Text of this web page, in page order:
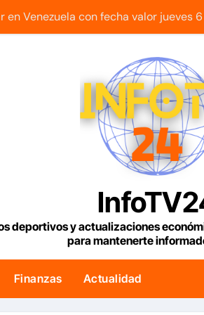
en Venezuela con fecha valor jueves 6
regional nos respaldaron desde el
0,73% tras acuerdo entre Irán
al crecer un 0,8% en el segundo
viviendas rehabilitadas en la
si su cuenta en el Saime es
24,9 toneladas de café verde rumbo
deportivos y actualizaciones
para mantenerte
Finanzas Actualidad